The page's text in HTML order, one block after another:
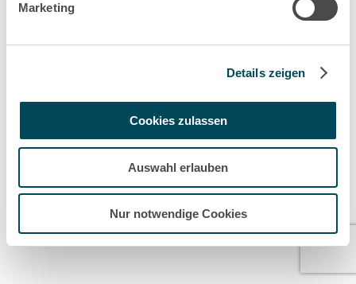
Marketing
Details zeigen
Cookies zulassen
Auswahl erlauben
Nur notwendige Cookies